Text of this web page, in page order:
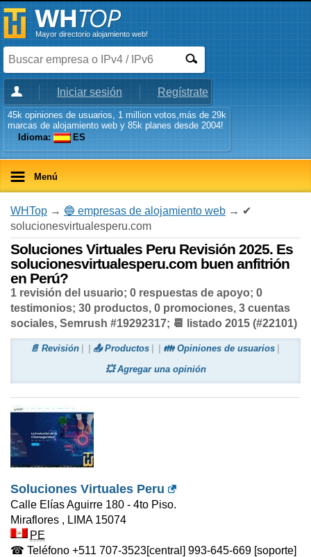
Mayor directorio alojamiento web!
Iniciar sesión Regístrate
45k opiniones de usuarios, 1 million votos,más de 29k
marcas de alojamiento web y 85k planes desde 2004!
Idioma:
ES
Menú
WHTop → 🔵 empresas de alojamiento web → ✔
solucionesvirtualesperu.com
Soluciones Virtuales Peru Revisión 2025. Es
solucionesvirtualesperu.com buen anfitrión
en Perú?
1 revisión del usuario; 0 respuestas de apoyo; 0
testimonios; 30 productos, 0 promociones, 3 cuentas
sociales, Semrush #19292317; 📆 listado 2015 (#22101)
📄 Revisión 📤 Productos
👪 Opiniones de usuarios
💥 Agregar una opinión
Soluciones Virtuales Peru
Calle Elías Aguirre 180 - 4to Piso.
Miraflores , LIMA 15074
PE
☎ Teléfono +511 707-3523[central] 993-645-669 [soporte]